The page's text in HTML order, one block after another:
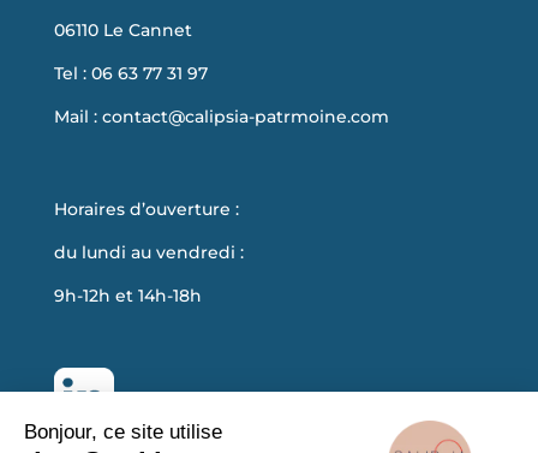
06110 Le Cannet
Tel : 06 63 77 31 97
Mail : contact@calipsia-patrmoine.com
Horaires d’ouverture :
du lundi au vendredi :
9h-12h et 14h-18h
Bonjour, ce site utilise